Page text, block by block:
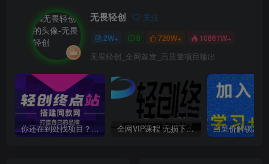
无畏轻创 关注
2W+ 0 720W+ 10861W+
无畏轻创_全网首发_高质量项目输出
你还在到处找项目？还在当韭菜？我靠卖项目一个月收入5万+，曾经我也是个失败者。 全网VIP课程 无损下载~